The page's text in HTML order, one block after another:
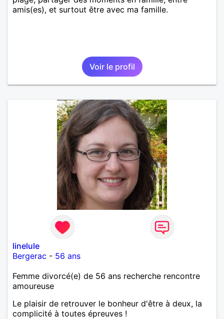
amis(es), et surtout être avec ma famille.
Voir le profil
linelule
Bergerac - 56 ans
Femme divorcé(e) de 56 ans recherche rencontre
amoureuse
Le plaisir de retrouver le bonheur d'être à deux, la
complicité à toutes épreuves !